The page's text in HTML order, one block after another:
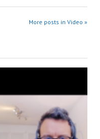
More posts in Video »